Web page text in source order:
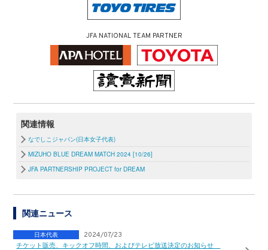
JFA NATIONAL TEAM PARTNER
関連情報
なでしこジャパン(日本女子代表)
MIZUHO BLUE DREAM MATCH 2024 [10/26]
JFA PARTNERSHIP PROJECT for DREAM
関連ニュース
日本代表 2024/07/23
チケット販売、キックオフ時間、およびテレビ放送決定のお知らせ